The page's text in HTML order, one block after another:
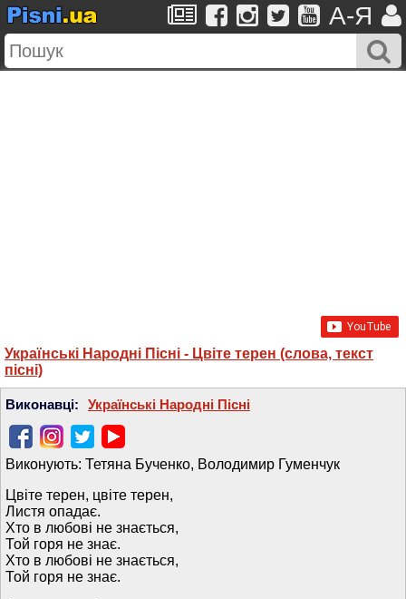
A-Я
Українські Народні Пісні - Цвіте терен (слова, текст
пісні)
Виконавці: Українські Народні Пісні
Виконують: Тетяна Бученко, Володимир Гуменчук
Цвіте терен, цвіте терен,
Листя опадає.
Хто в любові не знається,
Той горя не знає.
Хто в любові не знається,
Той горя не знає.